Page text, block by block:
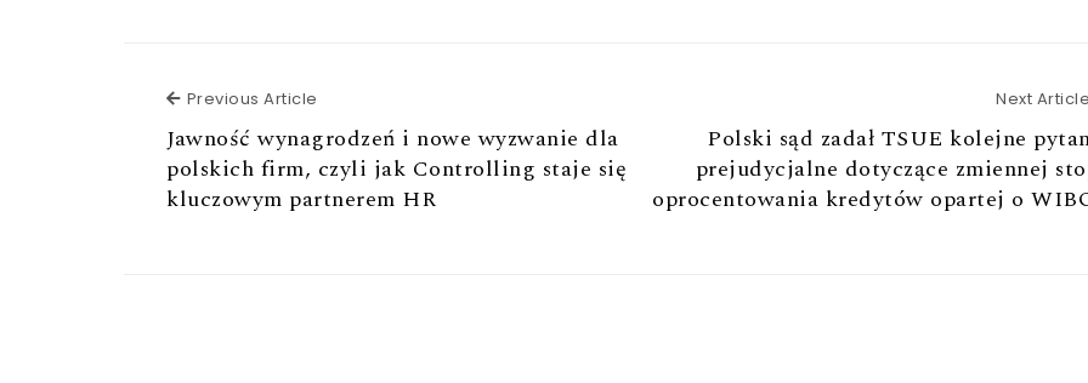
Previous Article
Jawność wynagrodzeń i nowe wyzwanie dla
polskich firm, czyli jak Controlling staje się
kluczowym partnerem HR
Next Article
Polski sąd zadał TSUE kolejne
prejudycjalne dotyczące zmiennej
oprocentowania kredytów opartej o